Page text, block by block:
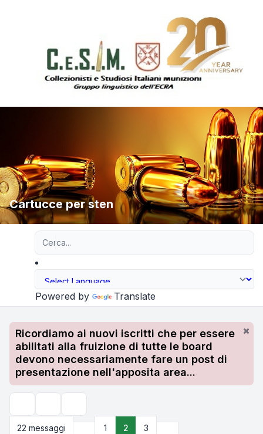
Cartucce per sten
Powered by Translate
Ricordiamo ai nuovi iscritti che per essere
abilitati alla fruizione di tutte le board
devono necessariamente fare un post di
presentazione nell'apposita area...
22 messaggi
Precedente
1 2 3